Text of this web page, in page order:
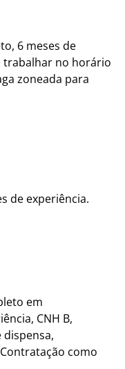
6 meses de
trabalhar no horário
zoneada para
de experiência.
em
CNH B,
como